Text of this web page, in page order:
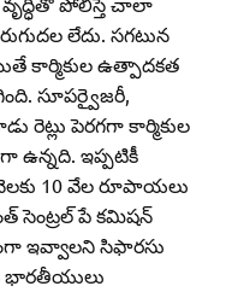
లేదు. సగటున
కార్మికుల ఉత్పాదకత
సూపర్వైజరీ,
పెరగగా కార్మికుల
ఉన్నది. ఇప్పటికీ
10 వేల రూపాయలు
సెంట్రల్‌ పే కమిషన్‌
ఇవ్వాలని సిఫారసు
భారతీయులు